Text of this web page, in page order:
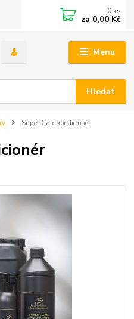
Menu
Hledat
0 ks
za 0,00 Kč
Super Care kondicionér